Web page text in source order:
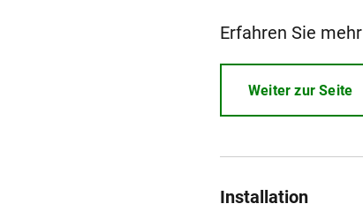
Erfahren Sie
Weiter zur Seite
Installation